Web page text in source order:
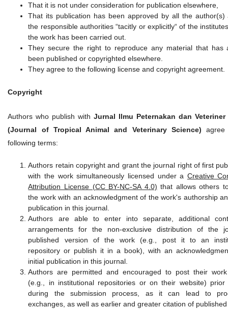
That it is not under consideration for publication elsewhere,
That its publication has been approved by all the author(s)
the responsible authorities “tacitly or explicitly“ of the
the work has been carried out.
They secure the right to reproduce any material that has
been published or copyrighted elsewhere.
They agree to the following license and copyright agreement.
Copyright
Authors who publish withJurnal Ilmu Peternakan dan Veteriner
(Journal of Tropical Animal and Veterinary Science)
following terms:
Authors retain copyright and grant the journal right of first
with the work simultaneously licensed under a Creative
Attribution License (CC BY-NC-SA 4.0) that allows others
the work with an acknowledgment of the work's authorship
publication in this journal.
Authors are able to enter into separate, additional
arrangements for the non-exclusive distribution of the
published version of the work (e.g., post it to an
repository or publish it in a book), with an
initial publication in this journal.
Authors are permitted and encouraged to post their
(e.g., in institutional repositories or on their website)
during the submission process, as it can lead to
exchanges, as well as earlier and greater citation of